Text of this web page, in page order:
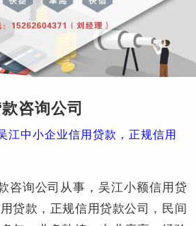
咨询公司
江中小企业信用贷款，正规信用
咨询公司从事，吴江小额信用贷
贷款，正规信用贷款公司，民间